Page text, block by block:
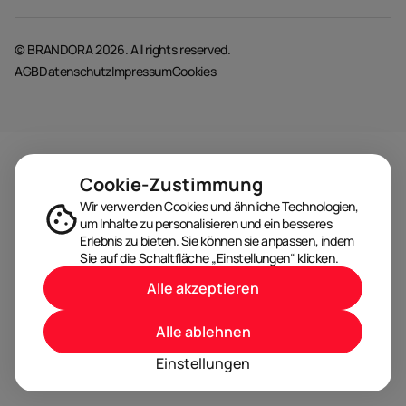
© BRANDORA 2026. All rights reserved.
AGBDatenschutzImpressumCookies
Cookie-Zustimmung
Wir verwenden Cookies und ähnliche Technologien,
um Inhalte zu personalisieren und ein besseres
Erlebnis zu bieten. Sie können sie anpassen, indem
Sie auf die Schaltfläche „Einstellungen“ klicken.
Einstellungen
Alle ablehnen
Alle akzeptieren